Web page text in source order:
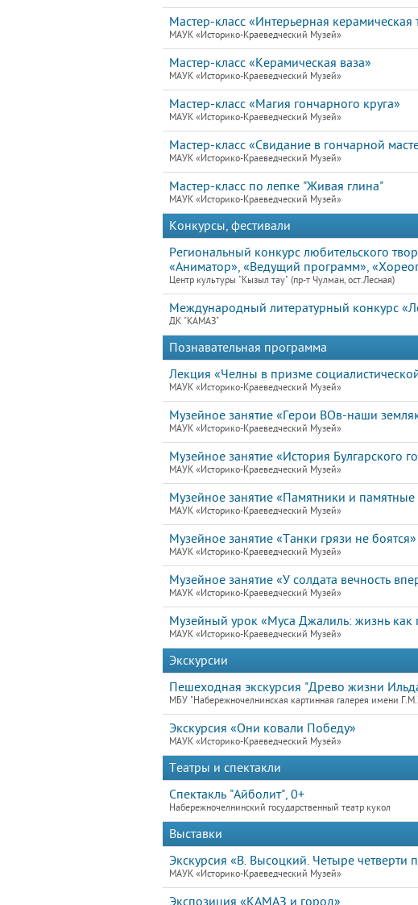
Мастер-класс «Интерьерная керамическая
МАУК «Историко-Краеведческий Музей»
Мастер-класс «Керамическая ваза»
МАУК «Историко-Краеведческий Музей»
Мастер-класс «Магия гончарного круга»
МАУК «Историко-Краеведческий Музей»
Мастер-класс «Свидание в гончарной
МАУК «Историко-Краеведческий Музей»
Мастер-класс по лепке "Живая глина"
МАУК «Историко-Краеведческий Музей»
Конкурсы, фестивали
Региональный конкурс любительского
«Аниматор», «Ведущий программ»,
Центр культуры "Кызыл тау" (пр-т Чулман, ост.Лесная)
Международный литературный конкурс
ДК "КАМАЗ"
Познавательная программа
Лекция «Челны в призме
МАУК «Историко-Краеведческий Музей»
Музейное занятие «Герои ВОв-наши
МАУК «Историко-Краеведческий Музей»
Музейное занятие «История Булгарского
МАУК «Историко-Краеведческий Музей»
Музейное занятие «Памятники и памятные
МАУК «Историко-Краеведческий Музей»
Музейное занятие «Танки грязи не боятся»
МАУК «Историко-Краеведческий Музей»
Музейное занятие «У солдата вечность
МАУК «Историко-Краеведческий Музей»
Музейный урок «Муса Джалиль: жизнь как
МАУК «Историко-Краеведческий Музей»
Экскурсии
Пешеходная экскурсия "Древо жизни
МБУ "Набережночелнинская картинная галерея имени
Экскурсия «Они ковали Победу»
МАУК «Историко-Краеведческий Музей»
Театры и спектакли
Спектакль "Айболит", 0+
Набережночелнинский государственный театр кукол
Выставки
Экскурсия «В. Высоцкий. Четыре четверти
МАУК «Историко-Краеведческий Музей»
Экспозиция «КАМАЗ и город»